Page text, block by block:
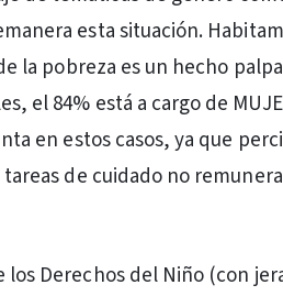
esta situación.
la pobreza es un hecho
el 84% está a cargo de
en estos casos, ya que
de cuidado no
Derechos del Niño (con